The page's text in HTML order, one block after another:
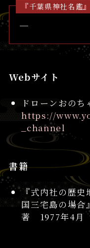
『千葉県神社名鑑
─
Webサイト
ドローンおのち
https://
_channel
書籍
『式内社の歴
国三宅島の場合
著 1977年4月